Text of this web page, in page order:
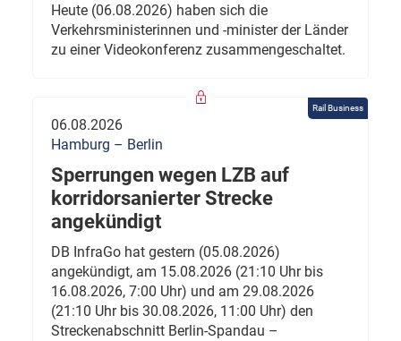
Heute (06.08.2026) haben sich die
Verkehrsministerinnen und -minister der Länder
zu einer Videokonferenz zusammengeschaltet.
Rail Business
06.08.2026
Hamburg – Berlin
Sperrungen wegen LZB auf
korridorsanierter Strecke
angekündigt
DB InfraGo hat gestern (05.08.2026)
angekündigt, am 15.08.2026 (21:10 Uhr bis
16.08.2026, 7:00 Uhr) und am 29.08.2026
(21:10 Uhr bis 30.08.2026, 11:00 Uhr) den
Streckenabschnitt Berlin-Spandau –